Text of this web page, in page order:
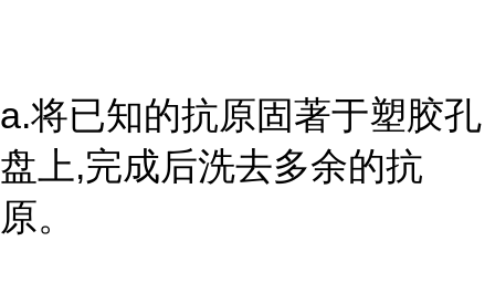
a.将已知的抗原固著于塑胶孔
盘上,完成后洗去多余的抗
原。